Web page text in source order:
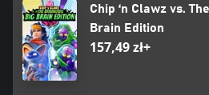
Chip ‘n Clawz vs.
Brain Edition
157,49 zł+